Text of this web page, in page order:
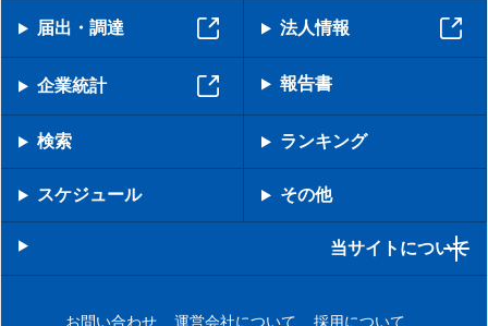
届出・調達 法人情報
企業統計 報告書
検索 ランキング
スケジュール その他
当サイトについて
お問い合わせ 運営会社について 採用について